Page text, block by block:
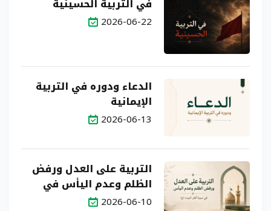
2026-06-22
الدعاء ودوره في التربية
الإيمانية
2026-06-13
التربية على العدل ورفض
الظلم وعدم اليأس في
سيرة أهل البيت (ع)
2026-06-10